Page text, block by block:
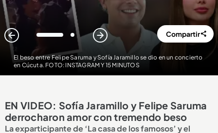
El beso entre Felipe Saruma y Sofía Jaramillo se dio en un concierto
en Cúcuta. FOTO: INSTAGRAM Y 15 MINUTOS
1 2 Compartir
EN VIDEO: Sofía Jaramillo y Felipe Saruma
derrocharon amor con tremendo beso
La exparticipante de ‘La casa de los famosos’ y el